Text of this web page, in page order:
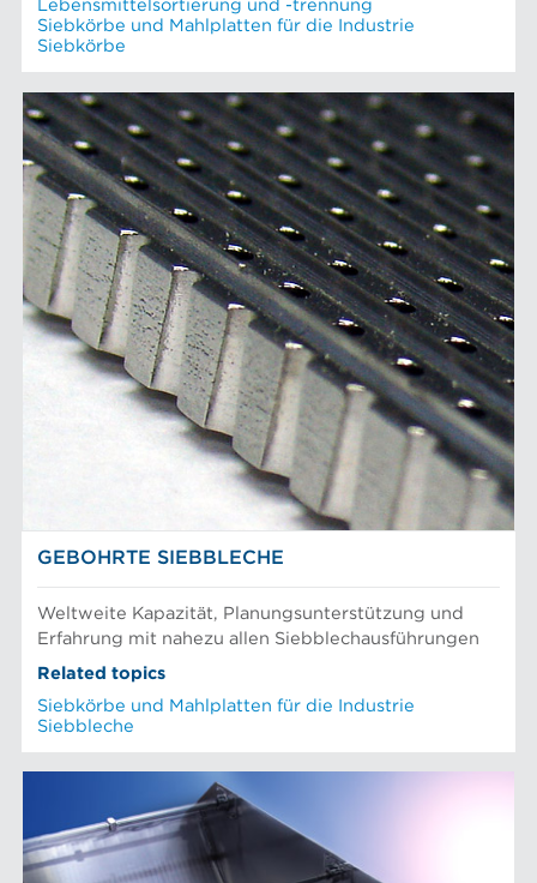
Lebensmittelsortierung und -trennung
Siebkörbe und Mahlplatten für die Industrie
Siebkörbe
GEBOHRTE SIEBBLECHE
Weltweite Kapazität, Planungsunterstützung und
Erfahrung mit nahezu allen Siebblechausführungen
Related topics
Siebkörbe und Mahlplatten für die Industrie
Siebbleche